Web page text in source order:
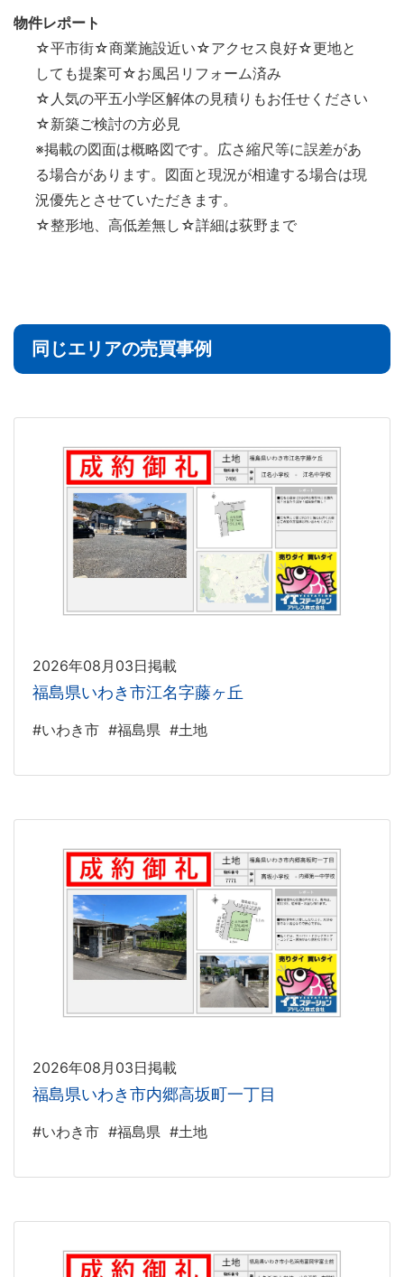
物件レポート
☆平市街☆商業施設近い☆アクセス良好☆更地と
しても提案可☆お風呂リフォーム済み
☆人気の平五小学区解体の見積りもお任せください
☆新築ご検討の方必見
※掲載の図面は概略図です。広さ縮尺等に誤差があ
る場合があります。図面と現況が相違する場合は現
況優先とさせていただきます。
☆整形地、高低差無し☆詳細は荻野まで
同じエリアの売買事例
2026年08月03日掲載
福島県いわき市江名字藤ヶ丘
#いわき市 #福島県 #土地
2026年08月03日掲載
福島県いわき市内郷高坂町一丁目
#いわき市 #福島県 #土地